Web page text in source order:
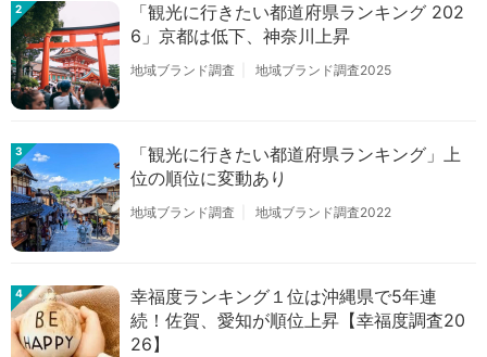
2
「観光に行きたい都道府県ランキング 202
6」京都は低下、神奈川上昇
地域ブランド調査 地域ブランド調査2025
3
「観光に行きたい都道府県ランキング」上
位の順位に変動あり
地域ブランド調査 地域ブランド調査2022
4
幸福度ランキング１位は沖縄県で5年連
続！佐賀、愛知が順位上昇【幸福度調査20
26】